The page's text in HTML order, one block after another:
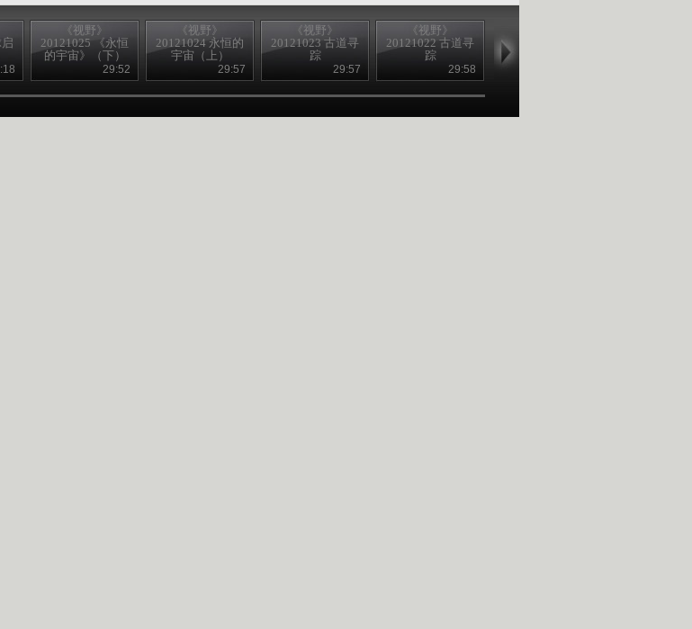
《视野》
20121025 《永恒
的宇宙》（下）
29:52
《视野》
20121024 永恒的
宇宙（上）
29:57
《视野》
20121023 古道寻
踪
29:57
《视野》
20121022 古道寻
踪
29:58
20120802 灾难求
生 流行病灾害